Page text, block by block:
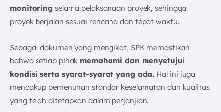
monitoring selama pelaksanaan proyek, sehingga
proyek berjalan sesuai rencana dan tepat waktu.
Sebagai dokumen yang mengikat, SPK memastikan
bahwa setiap pihak memahami dan menyetujui
kondisi serta syarat-syarat yang ada. Hal ini juga
mencakup pemenuhan standar keselamatan dan kualitas
yang telah ditetapkan dalam perjanjian.